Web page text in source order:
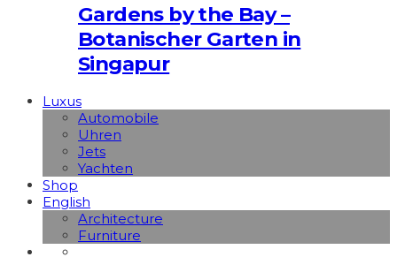
Gardens by the Bay –
Botanischer Garten in
Singapur
Luxus
Automobile
Uhren
Jets
Yachten
Shop
English
Architecture
Furniture